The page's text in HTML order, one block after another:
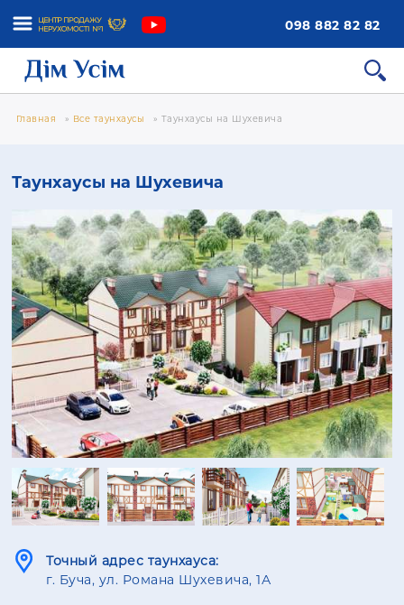
098 882 82 82
Главная » Все таунхаусы » Таунхаусы на Шухевича
Таунхаусы на Шухевича
Точный адрес таунхауса:
г. Буча, ул. Романа Шухевича, 1А